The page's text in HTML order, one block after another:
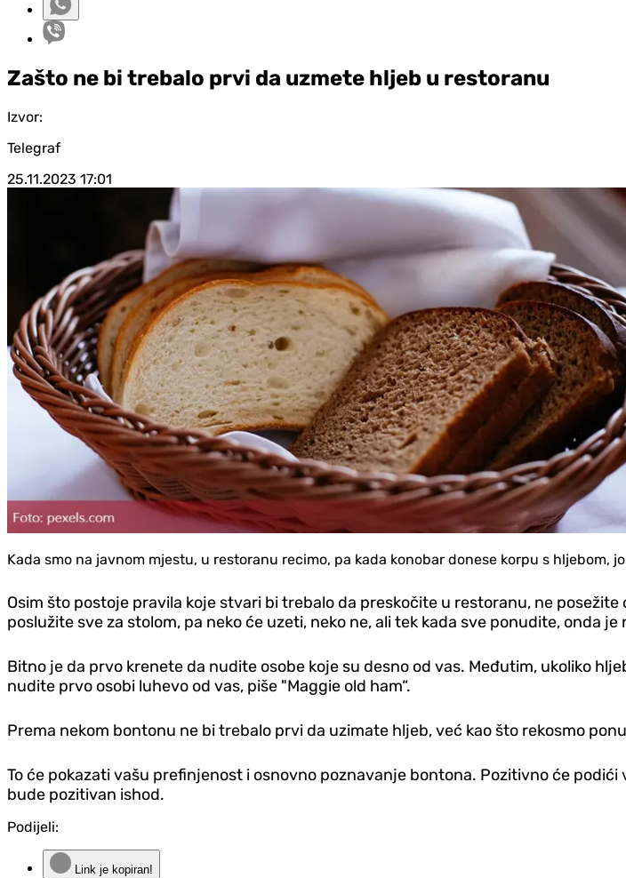
Zašto ne bi trebalo prvi da uzmete hljeb u restoranu
Izvor:
Telegraf
25.11.2023 17:01
Kada smo na javnom mjestu, u restoranu recimo, pa kada konobar donese korpu s hljebom,
Osim što postoje pravila koje stvari bi trebalo da preskočite u restoranu, ne
poslužite sve za stolom, pa neko će uzeti, neko ne, ali tek kada sve ponudite, onda je
Bitno je da prvo krenete da nudite osobe koje su desno od vas. Međutim, ukoliko
nudite prvo osobi luhevo od vas, piše "Maggie old ham“.
Prema nekom bontonu ne bi trebalo prvi da uzimate hljeb, već kao što rekosmo
To će pokazati vašu prefinjenost i osnovno poznavanje bontona. Pozitivno će
bude pozitivan ishod.
Podijeli:
Link je kopiran!